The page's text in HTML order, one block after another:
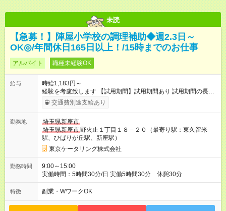
未読
【急募！】陣屋小学校の調理補助◆週2.3日～
OK◎/年間休日165日以上！/15時までのお仕事
アルバイト 職種未経験OK
給与
時給1,183円～
経験を考慮致します 【試用期間】試用期間あり 試用期間の長
さ：2ヶ月 雇用形態、給与は本採用時と同じです。
交通費別途支給あり
勤務地
埼玉県新座市
埼玉県新座市野火止１丁目１８－２０（最寄り駅：東久留米
駅、ひばりが丘駅、新座駅）
東京ケータリング株式会社
勤務時間
9:00～15:00
実働時間：5時間30分/日 実働5時間30分 休憩30分
特徴 副業・WワークOK